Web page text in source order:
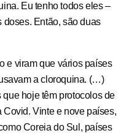
Eu tenho todos eles –
doses. Então, são duas
e viram que vários países
a cloroquina. (…)
hoje têm protocolos de
Vinte e nove países,
Coreia do Sul, países